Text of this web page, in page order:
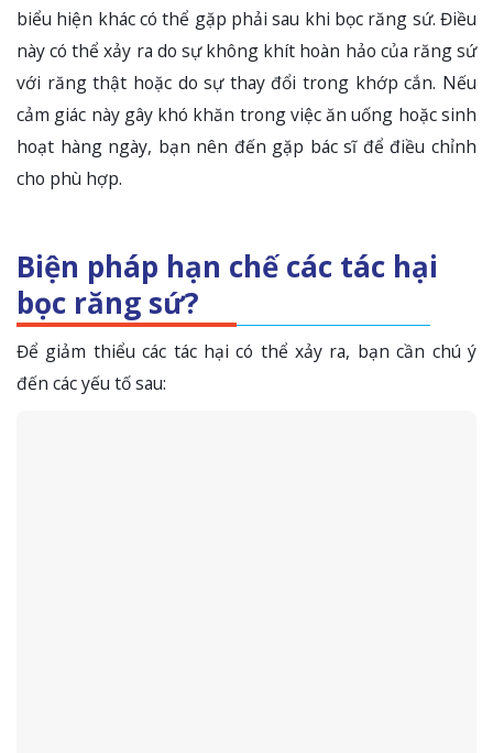
biểu hiện khác có thể gặp phải sau khi bọc răng sứ. Điều
này có thể xảy ra do sự không khít hoàn hảo của răng sứ
với răng thật hoặc do sự thay đổi trong khớp cắn. Nếu
cảm giác này gây khó khăn trong việc ăn uống hoặc sinh
hoạt hàng ngày, bạn nên đến gặp bác sĩ để điều chỉnh
cho phù hợp.
Biện pháp hạn chế các tác hại
bọc răng sứ?
Để giảm thiểu các tác hại có thể xảy ra, bạn cần chú ý
đến các yếu tố sau: